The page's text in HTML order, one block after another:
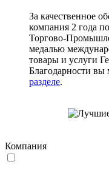
За качественное
компания 2 года
Торгово-
медалью
товары и услуги
Благодарности вы
разделе.
Компания